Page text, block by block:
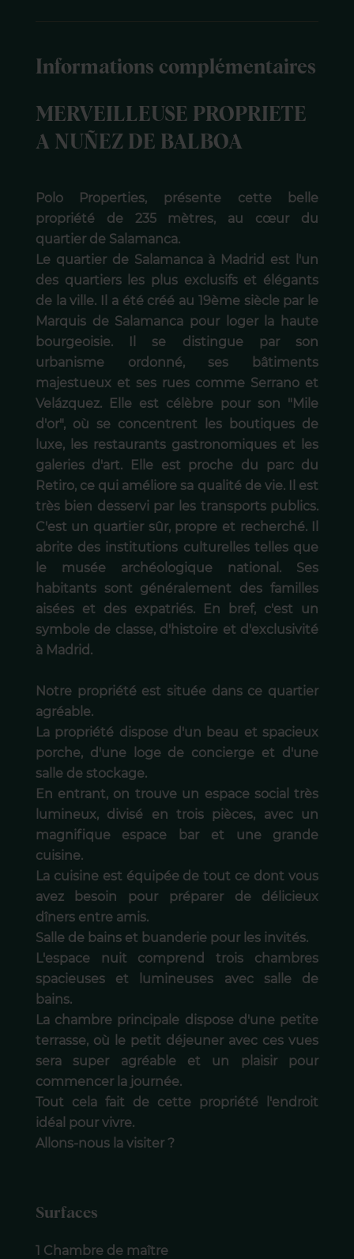
Informations complémentaires
MERVEILLEUSE PROPRIETE
A NUÑEZ DE BALBOA
Polo Properties, présente cette belle
propriété de 235 mètres, au cœur du
quartier de Salamanca.
Le quartier de Salamanca à Madrid est l'un
des quartiers les plus exclusifs et élégants
de la ville. Il a été créé au 19ème siècle par le
Marquis de Salamanca pour loger la haute
bourgeoisie. Il se distingue par son
urbanisme ordonné, ses bâtiments
majestueux et ses rues comme Serrano et
Velázquez. Elle est célèbre pour son "Mile
d'or", où se concentrent les boutiques de
luxe, les restaurants gastronomiques et les
galeries d'art. Elle est proche du parc du
Retiro, ce qui améliore sa qualité de vie. Il est
très bien desservi par les transports publics.
C'est un quartier sûr, propre et recherché. Il
abrite des institutions culturelles telles que
le musée archéologique national. Ses
habitants sont généralement des familles
aisées et des expatriés. En bref, c'est un
symbole de classe, d'histoire et d'exclusivité
à Madrid.
Notre propriété est située dans ce quartier
agréable.
La propriété dispose d'un beau et spacieux
porche, d'une loge de concierge et d'une
salle de stockage.
En entrant, on trouve un espace social très
lumineux, divisé en trois pièces, avec un
magnifique espace bar et une grande
cuisine.
La cuisine est équipée de tout ce dont vous
avez besoin pour préparer de délicieux
dîners entre amis.
Salle de bains et buanderie pour les invités.
L'espace nuit comprend trois chambres
spacieuses et lumineuses avec salle de
bains.
La chambre principale dispose d'une petite
terrasse, où le petit déjeuner avec ces vues
sera super agréable et un plaisir pour
commencer la journée.
Tout cela fait de cette propriété l'endroit
idéal pour vivre.
Allons-nous la visiter ?
Surfaces
1 Chambre de maître